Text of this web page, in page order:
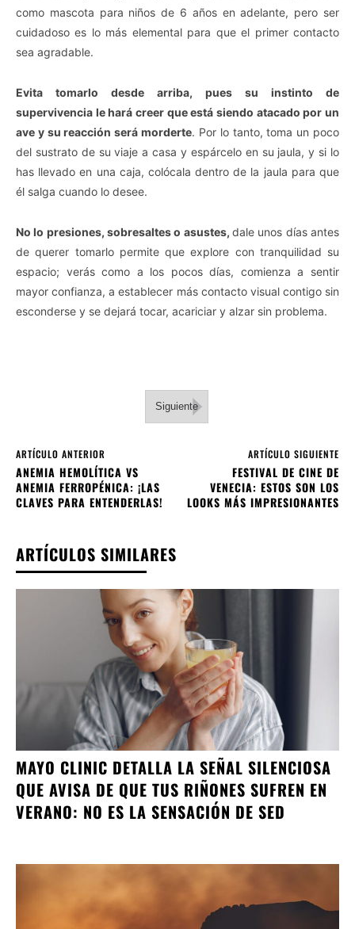
como mascota para niños de 6 años en adelante, pero ser
cuidadoso es lo más elemental para que el primer contacto
sea agradable.
Evita tomarlo desde arriba, pues su instinto de
supervivencia le hará creer que está siendo atacado por un
ave y su reacción será morderte. Por lo tanto, toma un poco
del sustrato de su viaje a casa y espárcelo en su jaula, y si lo
has llevado en una caja, colócala dentro de la jaula para que
él salga cuando lo desee.
No lo presiones, sobresaltes o asustes, dale unos días antes
de querer tomarlo permite que explore con tranquilidad su
espacio; verás como a los pocos días, comienza a sentir
mayor confianza, a establecer más contacto visual contigo sin
esconderse y se dejará tocar, acariciar y alzar sin problema.
Siguiente
ARTÍCULO ANTERIOR
ANEMIA HEMOLÍTICA VS
ANEMIA FERROPÉNICA: ¡LAS
CLAVES PARA ENTENDERLAS!
ARTÍCULO SIGUIENTE
FESTIVAL DE CINE DE
VENECIA: ESTOS SON LOS
LOOKS MÁS IMPRESIONANTES
ARTÍCULOS SIMILARES
MAYO CLINIC DETALLA LA SEÑAL SILENCIOSA
QUE AVISA DE QUE TUS RIÑONES SUFREN EN
VERANO: NO ES LA SENSACIÓN DE SED